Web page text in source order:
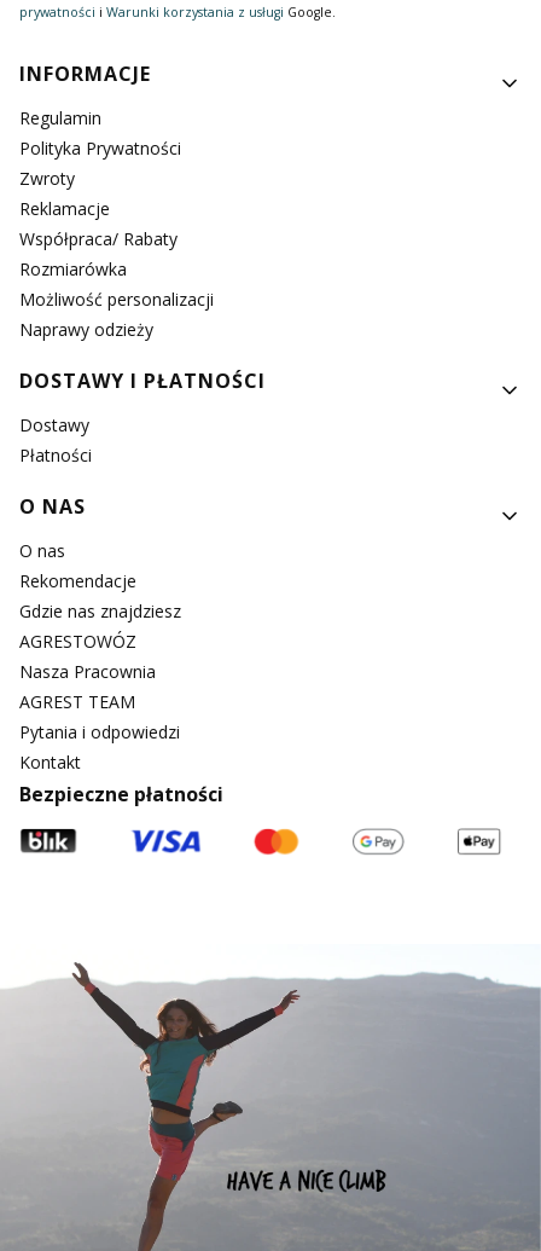
prywatności i Warunki korzystania z usługi Google.
Linki w stopce
INFORMACJE
Regulamin
Polityka Prywatności
Zwroty
Reklamacje
Współpraca/ Rabaty
Rozmiarówka
Możliwość personalizacji
Naprawy odzieży
DOSTAWY I PŁATNOŚCI
Dostawy
Płatności
O NAS
O nas
Rekomendacje
Gdzie nas znajdziesz
AGRESTOWÓZ
Nasza Pracownia
AGREST TEAM
Pytania i odpowiedzi
Kontakt
Bezpieczne płatności